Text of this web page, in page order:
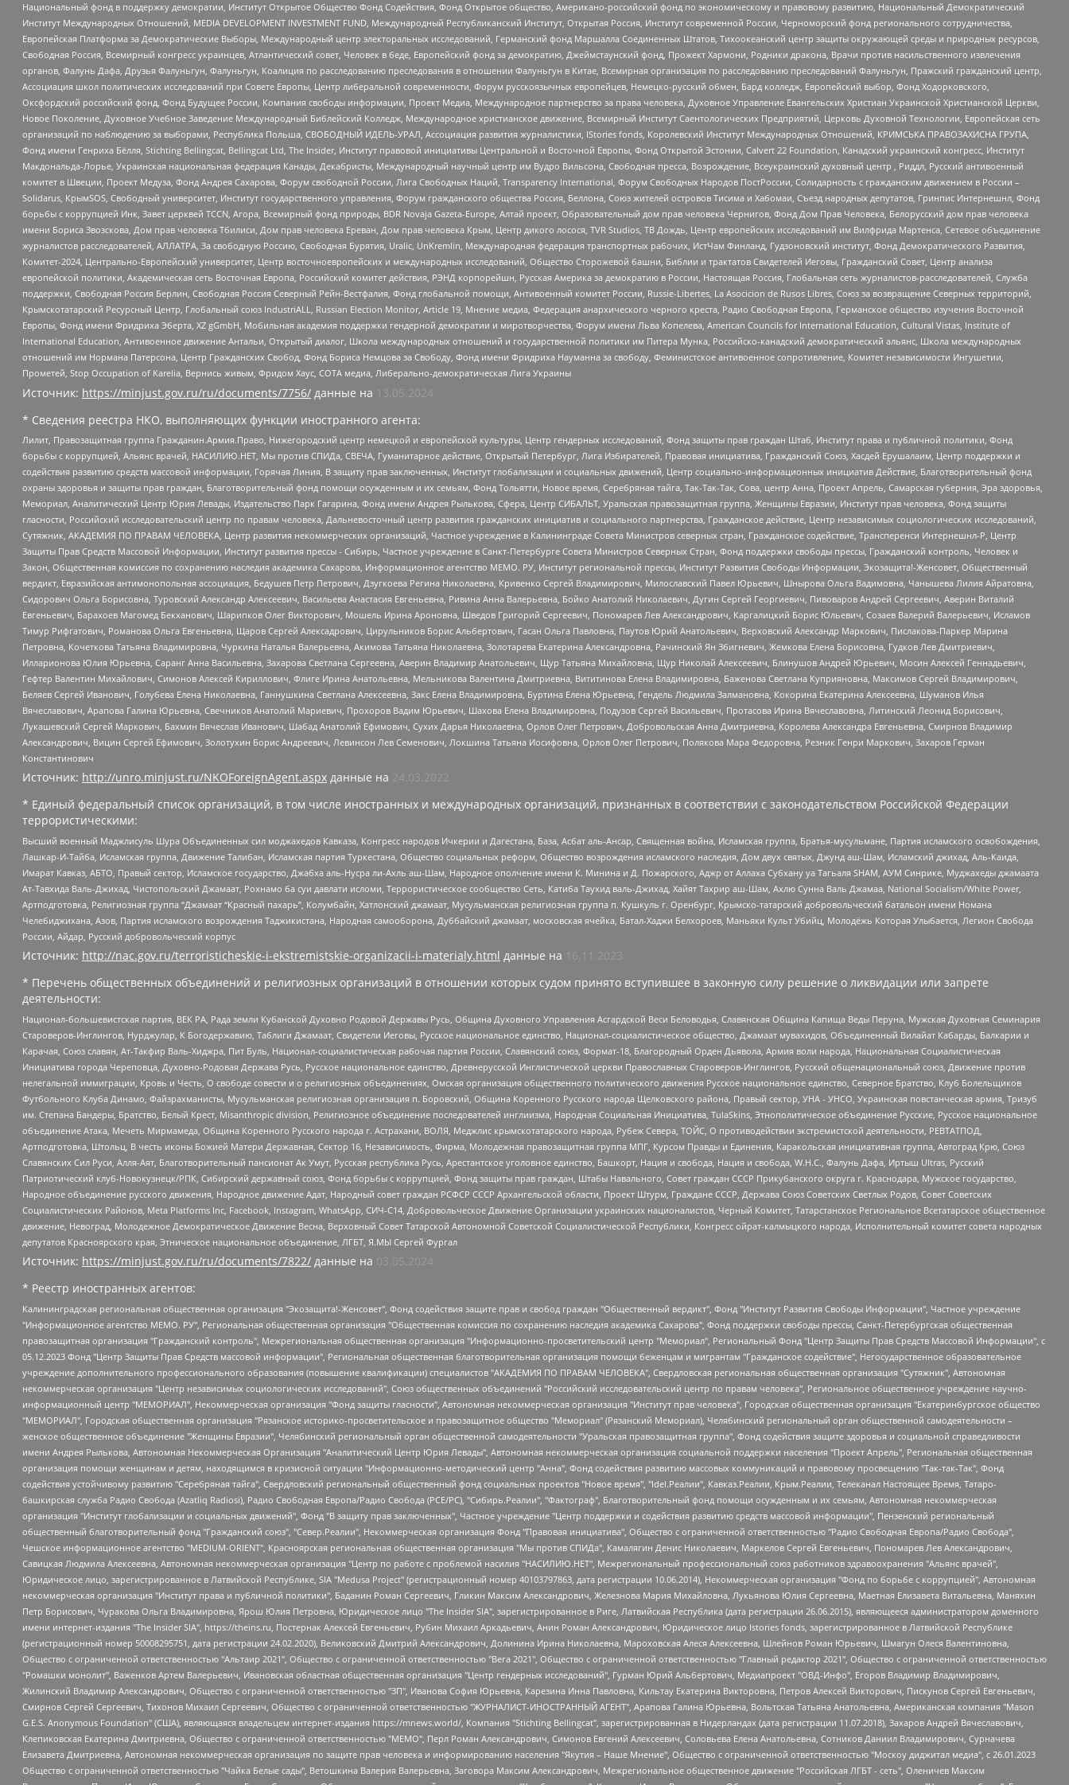
Национальный фонд в поддержку демократии, Институт Открытое Общество Фонд Содействия, Фонд Открытое общество, Американо-российский фонд по экономическому и правовому развитию, Национальный Демократический
Институт Международных Отношений, MEDIA DEVELOPMENT INVESTMENT FUND, Международный Республиканский Институт, Открытая Россия, Институт современной России, Черноморский фонд регионального сотрудничества,
Европейская Платформа за Демократические Выборы, Международный центр электоральных исследований, Германский фонд Маршалла Соединенных Штатов, Тихоокеанский центр защиты окружающей среды и природных ресурсов,
Свободная Россия, Всемирный конгресс украинцев, Атлантический совет, Человек в беде, Европейский фонд за демократию, Джеймстаунский фонд, Прожект Хармони, Родники дракона, Врачи против насильственного извлечения
органов, Фалунь Дафа, Друзья Фалуньгун, Фалуньгун, Коалиция по расследованию преследования в отношении Фалуньгун в Китае, Всемирная организация по расследованию преследований Фалуньгун, Пражский гражданский центр,
Ассоциация школ политических исследований при Совете Европы, Центр либеральной современности, Форум русскоязычных европейцев, Немецко-русский обмен, Бард колледж, Европейский выбор, Фонд Ходорковского,
Оксфордский российский фонд, Фонд Будущее России, Компания свободы информации, Проект Медиа, Международное партнерство за права человека, Духовное Управление Евангельских Христиан Украинской Христианской Церкви,
Новое Поколение, Духовное Учебное Заведение Международный Библейский Колледж, Международное христианское движение, Всемирный Институт Саентологических Предприятий, Церковь Духовной Технологии, Европейская сеть
организаций по наблюдению за выборами, Республика Польша, СВОБОДНЫЙ ИДЕЛЬ-УРАЛ, Ассоциация развития журналистики, IStories fonds, Королевский Институт Международных Отношений, КРИМСЬКА ПРАВОЗАХИСНА ГРУПА,
Фонд имени Генриха Бёлля, Stichting Bellingcat, Bellingcat Ltd, The Insider, Институт правовой инициативы Центральной и Восточной Европы, Фонд Открытой Эстонии, Calvert 22 Foundation, Канадский украинский конгресс, Институт
Макдональда-Лорье, Украинская национальная федерация Канады, Декабристы, Международный научный центр им Вудро Вильсона, Свободная пресса, Возрождение, Всеукраинский духовный центр , Риддл, Русский антивоенный
комитет в Швеции, Проект Медуза, Фонд Андрея Сахарова, Форум свободной России, Лига Свободных Наций, Transparеncy International, Форум Свободных Народов ПостРоссии, Солидарность с гражданским движением в России –
Solidarus, КрымSOS, Свободный университет, Институт государственного управления, Форум гражданского общества Россия, Беллона, Союз жителей островов Тисима и Хабомаи, Съезд народных депутатов, Гринпис Интернешнл, Фонд
борьбы с коррупцией Инк, Завет церквей TCCN, Агора, Всемирный фонд природы, BDR Novaja Gazeta-Europe, Алтай проект, Образовательный дом прав человека Чернигов, Фонд Дом Прав Человека, Белорусский дом прав человека
имени Бориса Звозскова, Дом прав человека Тбилиси, Дом прав человека Ереван, Дом прав человека Крым, Центр дикого лосося, TVR Studios, ТВ Дождь, Центр европейских исследований им Вилфрида Мартенса, Сетевое объединение
журналистов расследователей, АЛЛАТРА, За свободную Россию, Свободная Бурятия, Uralic, UnKremlin, Международная федерация транспортных рабочих, ИстЧам Финланд, Гудзоновский институт, Фонд Демократического Развития,
Комитет-2024, Центрально-Европейский университет, Центр восточноевропейских и международных исследований, Общество Сторожевой башни, Библии и трактатов Свидетелей Иеговы, Гражданский Совет, Центр анализа
европейской политики, Академическая сеть Восточная Европа, Российский комитет действия, РЭНД корпорейшн, Русская Америка за демократию в России, Настоящая Россия, Глобальная сеть журналистов-расследователей, Служба
поддержки, Свободная Россия Берлин, Свободная Россия Северный Рейн-Вестфалия, Фонд глобальной помощи, Антивоенный комитет России, Russie-Libertes, La Asocicion de Rusos Libres, Союз за возвращение Северных территорий,
Крымскотатарский Ресурсный Центр, Глобальный союз IndustriALL, Russian Election Monitor, Article 19, Мнение медиа, Федерация анархического черного креста, Радио Свободная Европа, Германское общество изучения Восточной
Европы, Фонд имени Фридриха Эберта, XZ gGmbH, Мобильная академия поддержки гендерной демократии и миротворчества, Форум имени Льва Копелева, American Councils for International Education, Cultural Vistas, Institute of
International Education, Антивоенное движение Антальи, Открытый диалог, Школа международных отношений и государственной политики им Питера Мунка, Российско-канадский демократический альянс, Школа международных
отношений им Нормана Патерсона, Центр Гражданских Свобод, Фонд Бориса Немцова за Свободу, Фонд имени Фридриха Науманна за свободу, Феминистское антивоенное сопротивление, Комитет независимости Ингушетии,
Прометей, Stop Occupation of Karelia, Вернись живым, Фридом Хаус, СОТА медиа, Либерально-демократическая Лига Украины
Источник: https://minjust.gov.ru/ru/documents/7756/ данные на
13.05.2024
* Сведения реестра НКО, выполняющих функции иностранного агента:
Лилит, Правозащитная группа Гражданин.Армия.Право, Нижегородский центр немецкой и европейской культуры, Центр гендерных исследований, Фонд защиты прав граждан Штаб, Институт права и публичной политики, Фонд
борьбы с коррупцией, Альянс врачей, НАСИЛИЮ.НЕТ, Мы против СПИДа, СВЕЧА, Гуманитарное действие, Открытый Петербург, Лига Избирателей, Правовая инициатива, Гражданский Союз, Хасдей Ерушалаим, Центр поддержки и
содействия развитию средств массовой информации, Горячая Линия, В защиту прав заключенных, Институт глобализации и социальных движений, Центр социально-информационных инициатив Действие, Благотворительный фонд
охраны здоровья и защиты прав граждан, Благотворительный фонд помощи осужденным и их семьям, Фонд Тольятти, Новое время, Серебряная тайга, Так-Так-Так, Сова, центр Анна, Проект Апрель, Самарская губерния, Эра здоровья,
Мемориал, Аналитический Центр Юрия Левады, Издательство Парк Гагарина, Фонд имени Андрея Рылькова, Сфера, Центр СИБАЛЬТ, Уральская правозащитная группа, Женщины Евразии, Институт прав человека, Фонд защиты
гласности, Российский исследовательский центр по правам человека, Дальневосточный центр развития гражданских инициатив и социального партнерства, Гражданское действие, Центр независимых социологических исследований,
Сутяжник, АКАДЕМИЯ ПО ПРАВАМ ЧЕЛОВЕКА, Центр развития некоммерческих организаций, Частное учреждение в Калининграде Совета Министров северных стран, Гражданское содействие, Трансперенси Интернешнл-Р, Центр
Защиты Прав Средств Массовой Информации, Институт развития прессы - Сибирь, Частное учреждение в Санкт-Петербурге Совета Министров Северных Стран, Фонд поддержки свободы прессы, Гражданский контроль, Человек и
Закон, Общественная комиссия по сохранению наследия академика Сахарова, Информационное агентство МЕМО. РУ, Институт региональной прессы, Институт Развития Свободы Информации, Экозащита!-Женсовет, Общественный
вердикт, Евразийская антимонопольная ассоциация, Бедушев Петр Петрович, Дзугкоева Регина Николаевна, Кривенко Сергей Владимирович, Милославский Павел Юрьевич, Шнырова Ольга Вадимовна, Чанышева Лилия Айратовна,
Сидорович Ольга Борисовна, Туровский Александр Алексеевич, Васильева Анастасия Евгеньевна, Ривина Анна Валерьевна, Бойко Анатолий Николаевич, Дугин Сергей Георгиевич, Пивоваров Андрей Сергеевич, Аверин Виталий
Евгеньевич, Барахоев Магомед Бекханович, Шарипков Олег Викторович, Мошель Ирина Ароновна, Шведов Григорий Сергеевич, Пономарев Лев Александрович, Каргалицкий Борис Юльевич, Созаев Валерий Валерьевич, Исламов
Тимур Рифгатович, Романова Ольга Евгеньевна, Щаров Сергей Алексадрович, Цирульников Борис Альбертович, Гасан Ольга Павловна, Паутов Юрий Анатольевич, Верховский Александр Маркович, Пислакова-Паркер Марина
Петровна, Кочеткова Татьяна Владимировна, Чуркина Наталья Валерьевна, Акимова Татьяна Николаевна, Золотарева Екатерина Александровна, Рачинский Ян Збигневич, Жемкова Елена Борисовна, Гудков Лев Дмитриевич,
Илларионова Юлия Юрьевна, Саранг Анна Васильевна, Захарова Светлана Сергеевна, Аверин Владимир Анатольевич, Щур Татьяна Михайловна, Щур Николай Алексеевич, Блинушов Андрей Юрьевич, Мосин Алексей Геннадьевич,
Гефтер Валентин Михайлович, Симонов Алексей Кириллович, Флиге Ирина Анатольевна, Мельникова Валентина Дмитриевна, Вититинова Елена Владимировна, Баженова Светлана Куприяновна, Максимов Сергей Владимирович,
Беляев Сергей Иванович, Голубева Елена Николаевна, Ганнушкина Светлана Алексеевна, Закс Елена Владимировна, Буртина Елена Юрьевна, Гендель Людмила Залмановна, Кокорина Екатерина Алексеевна, Шуманов Илья
Вячеславович, Арапова Галина Юрьевна, Свечников Анатолий Мариевич, Прохоров Вадим Юрьевич, Шахова Елена Владимировна, Подузов Сергей Васильевич, Протасова Ирина Вячеславовна, Литинский Леонид Борисович,
Лукашевский Сергей Маркович, Бахмин Вячеслав Иванович, Шабад Анатолий Ефимович, Сухих Дарья Николаевна, Орлов Олег Петрович, Добровольская Анна Дмитриевна, Королева Александра Евгеньевна, Смирнов Владимир
Александрович, Вицин Сергей Ефимович, Золотухин Борис Андреевич, Левинсон Лев Семенович, Локшина Татьяна Иосифовна, Орлов Олег Петрович, Полякова Мара Федоровна, Резник Генри Маркович, Захаров Герман
Константинович
Источник: http://unro.minjust.ru/NKOForeignAgent.aspx данные на 24.03.2022
* Единый федеральный список организаций, в том числе иностранных и международных организаций, признанных в соответствии с законодательством Российской Федерации
террористическими:
Высший военный Маджлисуль Шура Объединенных сил моджахедов Кавказа, Конгресс народов Ичкерии и Дагестана, База, Асбат аль-Ансар, Священная война, Исламская группа, Братья-мусульмане, Партия исламского освобождения,
Лашкар-И-Тайба, Исламская группа, Движение Талибан, Исламская партия Туркестана, Общество социальных реформ, Общество возрождения исламского наследия, Дом двух святых, Джунд аш-Шам, Исламский джихад, Аль-Каида,
Имарат Кавказ, АБТО, Правый сектор, Исламское государство, Джабха аль-Нусра ли-Ахль аш-Шам, Народное ополчение имени К. Минина и Д. Пожарского, Аджр от Аллаха Субхану уа Тагьаля SHAM, АУМ Синрике, Муджахеды джамаата
Ат-Тавхида Валь-Джихад, Чистопольский Джамаат, Рохнамо ба суи давлати исломи, Террористическое сообщество Сеть, Катиба Таухид валь-Джихад, Хайят Тахрир аш-Шам, Ахлю Сунна Валь Джамаа, National Socialism/White Power,
Артподготовка, Религиозная группа “Джамаат “Красный пахарь”, Колумбайн, Хатлонский джамаат, Мусульманская религиозная группа п. Кушкуль г. Оренбург, Крымско-татарский добровольческий батальон имени Номана
Челебиджихана, Азов, Партия исламского возрождения Таджикистана, Народная самооборона, Дуббайский джамаат, московская ячейка, Батал-Хаджи Белхороев, Маньяки Культ Убийц, Молодёжь Которая Улыбается, Легион Свобода
России, Айдар, Русский добровольческий корпус
Источник: http://nac.gov.ru/terroristicheskie-i-ekstremistskie-organizacii-i-materialy.html данные на
16.11.2023
* Перечень общественных объединений и религиозных организаций в отношении которых судом принято вступившее в законную силу решение о ликвидации или запрете
деятельности:
Национал-большевистская партия, ВЕК РА, Рада земли Кубанской Духовно Родовой Державы Русь, Община Духовного Управления Асгардской Веси Беловодья, Славянская Община Капища Веды Перуна, Мужская Духовная Семинария
Староверов-Инглингов, Нурджулар, К Богодержавию, Таблиги Джамаат, Свидетели Иеговы, Русское национальное единство, Национал-социалистическое общество, Джамаат мувахидов, Объединенный Вилайат Кабарды, Балкарии и
Карачая, Союз славян, Ат-Такфир Валь-Хиджра, Пит Буль, Национал-социалистическая рабочая партия России, Славянский союз, Формат-18, Благородный Орден Дьявола, Армия воли народа, Национальная Социалистическая
Инициатива города Череповца, Духовно-Родовая Держава Русь, Русское национальное единство, Древнерусской Инглистической церкви Православных Староверов-Инглингов, Русский общенациональный союз, Движение против
нелегальной иммиграции, Кровь и Честь, О свободе совести и о религиозных объединениях, Омская организация общественного политического движения Русское национальное единство, Северное Братство, Клуб Болельщиков
Футбольного Клуба Динамо, Файзрахманисты, Мусульманская религиозная организация п. Боровский, Община Коренного Русского народа Щелковского района, Правый сектор, УНА - УНСО, Украинская повстанческая армия, Тризуб
им. Степана Бандеры, Братство, Белый Крест, Misanthropic division, Религиозное объединение последователей инглиизма, Народная Социальная Инициатива, TulaSkins, Этнополитическое объединение Русские, Русское национальное
объединение Атака, Мечеть Мирмамеда, Община Коренного Русского народа г. Астрахани, ВОЛЯ, Меджлис крымскотатарского народа, Рубеж Севера, ТОЙС, О противодействии экстремистской деятельности, РЕВТАТПОД,
Артподготовка, Штольц, В честь иконы Божией Матери Державная, Сектор 16, Независимость, Фирма, Молодежная правозащитная группа МПГ, Курсом Правды и Единения, Каракольская инициативная группа, Автоград Крю, Союз
Славянских Сил Руси, Алля-Аят, Благотворительный пансионат Ак Умут, Русская республика Русь, Арестантское уголовное единство, Башкорт, Нация и свобода, Нация и свобода, W.H.С., Фалунь Дафа, Иртыш Ultras, Русский
Патриотический клуб-Новокузнецк/РПК, Сибирский державный союз, Фонд борьбы с коррупцией, Фонд защиты прав граждан, Штабы Навального, Совет граждан СССР Прикубанского округа г. Краснодара, Мужское государство,
Народное объединение русского движения, Народное движение Адат, Народный совет граждан РСФСР СССР Архангельской области, Проект Штурм, Граждане СССР, Держава Союз Советских Светлых Родов, Совет Советских
Социалистических Районов, Meta Platforms Inc, Facebook, Instagram, WhatsApp, СИЧ-С14, Добровольческое Движение Организации украинских националистов, Черный Комитет, Татарстанское Региональное Всетатарское общественное
движение, Невоград, Молодежное Демократическое Движение Весна, Верховный Совет Татарской Автономной Советской Социалистической Республики, Конгресс ойрат-калмыцкого народа, Исполнительный комитет совета народных
депутатов Красноярского края, Этническое национальное объединение, ЛГБТ, Я.МЫ Сергей Фургал
Источник: https://minjust.gov.ru/ru/documents/7822/ данные на 03.05.2024
* Реестр иностранных агентов:
Калининградская региональная общественная организация "Экозащита!-Женсовет", Фонд содействия защите прав и свобод граждан "Общественный вердикт", Фонд "Институт Развития Свободы Информации", Частное учреждение "Информационное агентство МЕМО. РУ", Региональная общественная организация "Общественная комиссия по сохранению наследия академика Сахарова", Фонд поддержки свободы прессы, Санкт-Петербургская общественная правозащитная организация "Гражданский контроль", Межрегиональная общественная организация "Информационно-просветительский центр "Мемориал", Региональный Фонд "Центр Защиты Прав Средств Массовой Информации", с 05.12.2023 Фонд "Центр Защиты Прав Средств массовой информации", Региональная общественная благотворительная организация помощи беженцам и мигрантам "Гражданское содействие", Негосударственное образовательное учреждение дополнительного профессионального образования (повышение квалификации) специалистов "АКАДЕМИЯ ПО ПРАВАМ ЧЕЛОВЕКА", Свердловская региональная общественная организация "Сутяжник", Автономная некоммерческая организация "Центр независимых социологических исследований", Союз общественных объединений "Российский исследовательский центр по правам человека", Региональное общественное учреждение научно-информационный центр "МЕМОРИАЛ", Некоммерческая организация "Фонд защиты гласности", Автономная некоммерческая организация "Институт прав человека", Городская общественная организация "Екатеринбургское общество "МЕМОРИАЛ", Городская общественная организация "Рязанское историко-просветительское и правозащитное общество "Мемориал" (Рязанский Мемориал), Челябинский региональный орган общественной самодеятельности – женское общественное объединение "Женщины Евразии", Челябинский региональный орган общественной самодеятельности "Уральская правозащитная группа", Фонд содействия защите здоровья и социальной справедливости имени Андрея Рылькова, Автономная Некоммерческая Организация "Аналитический Центр Юрия Левады", Автономная некоммерческая организация социальной поддержки населения "Проект Апрель", Региональная общественная организация помощи женщинам и детям, находящимся в кризисной ситуации "Информационно-методический центр "Анна", Фонд содействия развитию массовых коммуникаций и правовому просвещению "Так-так-Так", Фонд содействия устойчивому развитию "Серебряная тайга", Свердловский региональный общественный фонд социальных проектов "Новое время", "Idel.Реалии", Кавказ.Реалии, Крым.Реалии, Телеканал Настоящее Время, Татаро-башкирская служба Радио Свобода (Azatliq Radiosi), Радио Свободная Европа/Радио Свобода (PCE/PC), "Сибирь.Реалии", "Фактограф", Благотворительный фонд помощи осужденным и их семьям, Автономная некоммерческая организация "Институт глобализации и социальных движений", Фонд "В защиту прав заключенных", Частное учреждение "Центр поддержки и содействия развитию средств массовой информации", Пензенский региональный общественный благотворительный фонд "Гражданский союз", "Север.Реалии", Некоммерческая организация Фонд "Правовая инициатива", Общество с ограниченной ответственностью "Радио Свободная Европа/Радио Свобода", Чешское информационное агентство "MEDIUM-ORIENT", Красноярская региональная общественная организация "Мы против СПИДа", Камалягин Денис Николаевич, Маркелов Сергей Евгеньевич, Пономарев Лев Александрович, Савицкая Людмила Алексеевна, Автономная некоммерческая организация "Центр по работе с проблемой насилия "НАСИЛИЮ.НЕТ", Межрегиональный профессиональный союз работников здравоохранения "Альянс врачей", Юридическое лицо, зарегистрированное в Латвийской Республике, SIA "Medusa Project" (регистрационный номер 40103797863, дата регистрации 10.06.2014), Некоммерческая организация "Фонд по борьбе с коррупцией", Автономная некоммерческая организация "Институт права и публичной политики", Баданин Роман Сергеевич, Гликин Максим Александрович, Железнова Мария Михайловна, Лукьянова Юлия Сергеевна, Маетная Елизавета Витальевна, Маняхин Петр Борисович, Чуракова Ольга Владимировна, Ярош Юлия Петровна, Юридическое лицо "The Insider SIA", зарегистрированное в Риге, Латвийская Республика (дата регистрации 26.06.2015), являющееся администратором доменного имени интернет-издания "The Insider SIA", https://theins.ru, Постернак Алексей Евгеньевич, Рубин Михаил Аркадьевич, Анин Роман Александрович, Юридическое лицо Istories fonds, зарегистрированное в Латвийской Республике (регистрационный номер 50008295751, дата регистрации 24.02.2020), Великовский Дмитрий Александрович, Долинина Ирина Николаевна, Мароховская Алеся Алексеевна, Шлейнов Роман Юрьевич, Шмагун Олеся Валентиновна, Общество с ограниченной ответственностью "Альтаир 2021", Общество с ограниченной ответственностью "Вега 2021", Общество с ограниченной ответственностью "Главный редактор 2021", Общество с ограниченной ответственностью "Ромашки монолит", Важенков Артем Валерьевич, Ивановская областная общественная организация "Центр гендерных исследований", Гурман Юрий Альбертович, Медиапроект "ОВД-Инфо", Егоров Владимир Владимирович, Жилинский Владимир Александрович, Общество с ограниченной ответственностью "ЗП", Иванова София Юрьевна, Карезина Инна Павловна, Кильтау Екатерина Викторовна, Петров Алексей Викторович, Пискунов Сергей Евгеньевич, Смирнов Сергей Сергеевич, Тихонов Михаил Сергеевич, Общество с ограниченной ответственностью "ЖУРНАЛИСТ-ИНОСТРАННЫЙ АГЕНТ", Арапова Галина Юрьевна, Вольтская Татьяна Анатольевна, Американская компания "Mason G.E.S. Anonymous Foundation" (США), являющаяся владельцем интернет-издания https://mnews.world/, Компания "Stichting Bellingcat", зарегистрированная в Нидерландах (дата регистрации 11.07.2018), Захаров Андрей Вячеславович, Клепиковская Екатерина Дмитриевна, Общество с ограниченной ответственностью "МЕМО", Перл Роман Александрович, Симонов Евгений Алексеевич, Соловьева Елена Анатольевна, Сотников Даниил Владимирович, Сурначева Елизавета Дмитриевна, Автономная некоммерческая организация по защите прав человека и информированию населения "Якутия – Наше Мнение", Общество с ограниченной ответственностью "Москоу диджитал медиа", с 26.01.2023 Общество с ограниченной ответственностью "Чайка Белые сады", Ветошкина Валерия Валерьевна, Заговора Максим Александрович, Межрегиональное общественное движение "Российская ЛГБТ - сеть", Оленичев Максим Владимирович, Павлов Иван Юрьевич, Скворцова Елена Сергеевна, Общество с ограниченной ответственностью "Как бы инагент", Кочетков Игорь Викторович, Общество с ограниченной ответственностью "Честные выборы", Еланчик Олег Александрович, Общество с ограниченной ответственностью "Нобелевский призыв", Гималова Регина Эмилевна, Григорьев Андрей Валерьевич, Григорьева Алина Александровна, Ассоциация по содействию защите прав призывников, альтернативнослужащих и военнослужащих "Правозащитная группа "Гражданин.Армия.Право", Хисамова Регина Фаритовна, Автономная некоммерческая организация по реализации социально-правовых программ "Лилит", Дальневосточное общественное движение "Маяк", Санкт-Петербургская ЛГБТ-инициативная группа "Выход", Инициативная группа ЛГБТ+ "Реверс", Алексеев Андрей Викторович, Бекбулатова Таисия Львовна, Беляев Иван Михайлович, Владыкина Елена Сергеевна, Гельман Марат Александрович, Никульшина Вероника Юрьевна, Толоконникова Надежда Андреевна, Шендерович Виктор Анатольевич, Общество с ограниченной ответственностью "Данное сообщение", Общество с ограниченной ответственностью Издательский дом "Новая глава", Айнбиндер Александра Александровна, Московский комьюнити-центр для ЛГБТ+инициатив, Благотворительный фонд развития филантропии, Deutsche Welle (Германия, Kurt-Schumacher-Strasse 3, 53113 Bonn), Борзунова Мария Михайловна, Воробьев Виктор Викторович, Голубева Анна Львовна, Константинова Алла Михайловна, Малкова Ирина Владимировна, Мурадов Мурад Абдулгалимович, Осетинская Елизавета Николаевна, Понасенков Евгений Николаевич, Ганапольский Матвей Юрьевич, Киселев Евгений Алексеевич, Борухович Ирина Григорьевна, Дремин Иван Тимофеевич, Дубровский Дмитрий Викторович, Красноярская региональная общественная организация поддержки и развития альтернативных образовательных технологий и межкультурных коммуникаций "ИНТЕРРА", Маяковская Екатерина Алексеевна, Фейгин Марк Захарович, Филимонов Андрей Викторович, Дзугкоева Регина Николаевна, Доброхотов Роман Александрович, Дудь Юрий Александрович, Елкин Сергей Владимирович, Кругликов Кирилл Игоревич, Сабунаева Мария Леонидовна, Семенов Алексей Владимирович, Шаинян Карен Багратович, Шульман Екатерина Михайловна, Асафьев Артур Валерьевич, Вахштайн Виктор Семенович, Венедиктов Алексей Алексеевич, Лушникова Екатерина Евгеньевна, Волков Леонид Михайлович, Невзоров Александр Глебович, Пархоменко Сергей Борисович, Сироткин Ярослав Николаевич, Кара-Мурза Владимир Владимирович, Баранова Наталья Владимировна, Гозман Леонид Яковлевич, Кагарлицкий Борис Юльевич, Климарев Михаил Валерьевич, Милов Владимир Станиславович, Автономная некоммерческая организация Краснодарский центр современного искусства "Типография", Моргенштерн Алишер Тагирович, Соболь Любовь Эдуардовна, Общество с ограниченной ответственностью "ЛИЗА НОРМ", Каспаров Гарри Кимович, Ходорковский Михаил Борисович, Общество с ограниченной ответственностью "Апрельские тезисы", Данилович Ирина Брониславовна, Кашин Олег Владимирович, Петров Николай Владимирович, Пивоваров Алексей Владимирович, Соколов Михаил Владимирович, Цветкова Юлия Владимировна, Чичваркин Евгений Александрович, Комитет против пыток/Команда против пыток, Общество с ограниченной ответственностью "Первый научный", Общество с ограниченной ответственностью "Вертолет и ко", Белоцерковская Вероника Борисовна, Кац Максим Евгеньевич, Лазарева Татьяна Юрьевна, Шаведдинов Руслан Табризович, Яшин Илья Валерьевич, Общество с ограниченной ответственностью "Иноагент ААВ", Алешковский Дмитрий Петрович, Альбац Евгения Марковна, Быков Дмитрий Львович, Галямина Юлия Евгеньевна, Лойко Сергей Леонидович, Мартынов Кирилл Константинович, Медведев Сергей Александрович, Крашенинников Федор Геннадиевич, Гордеева Катерина Вл